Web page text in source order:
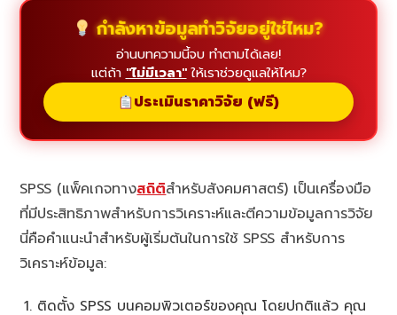
กำลังหาข้อมูลทำวิจัยอยู่ใช่ไหม?
อ่านบทความนี้จบ ทำตามได้เลย!
แต่ถ้า "ไม่มีเวลา"ให้เราช่วยดูแลให้ไหม?
ประเมินราคาวิจัย (ฟรี)
SPSS (แพ็คเกจทางสถิติสำหรับสังคมศาสตร์) เป็นเครื่องมือ
ที่มีประสิทธิภาพสำหรับการวิเคราะห์และตีความข้อมูลการวิจัย
นี่คือคำแนะนำสำหรับผู้เริ่มต้นในการใช้ SPSS สำหรับการ
วิเคราะห์ข้อมูล:
ติดตั้ง SPSS บนคอมพิวเตอร์ของคุณ โดยปกติแล้ว คุณ